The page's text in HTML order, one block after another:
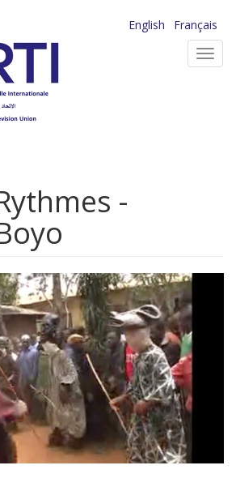
English
Français
-